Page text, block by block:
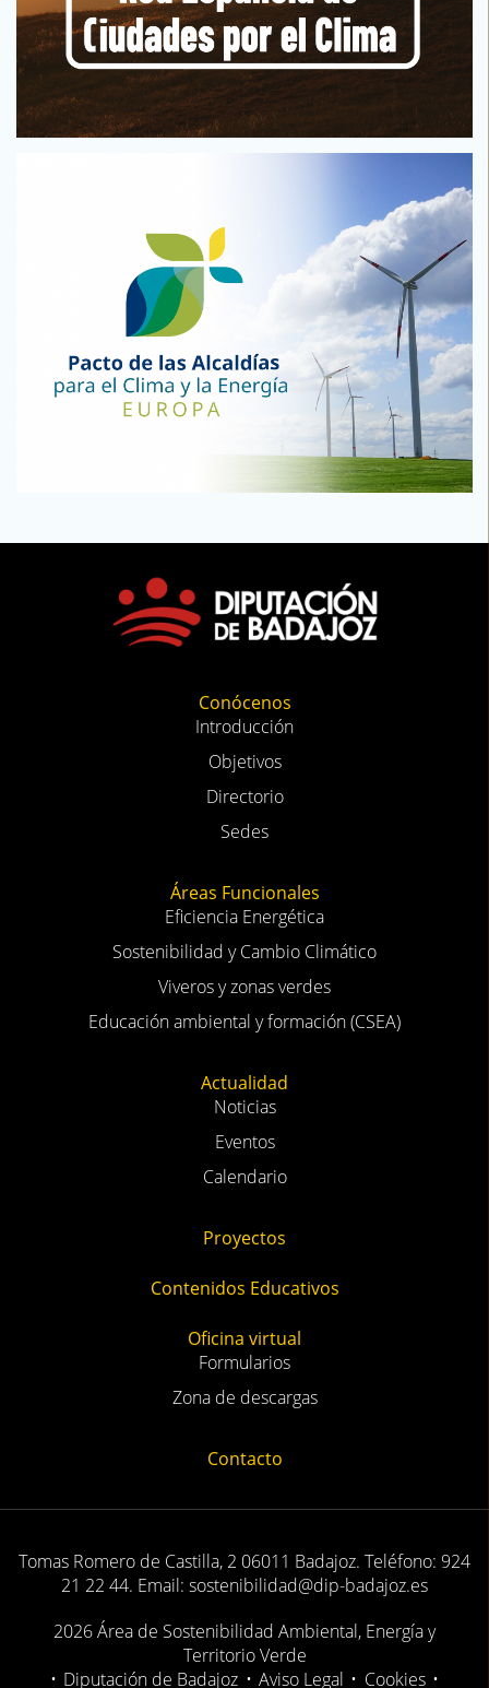
Conócenos
Introducción
Objetivos
Directorio
Sedes
Áreas Funcionales
Eficiencia Energética
Sostenibilidad y Cambio Climático
Viveros y zonas verdes
Educación ambiental y formación (CSEA)
Actualidad
Noticias
Eventos
Calendario
Proyectos
Contenidos Educativos
Oficina virtual
Formularios
Zona de descargas
Contacto
Tomas Romero de Castilla, 2 06011 Badajoz. Teléfono: 924
21 22 44. Email: sostenibilidad@dip-badajoz.es
2026 Área de Sostenibilidad Ambiental, Energía y
Territorio Verde
• Diputación de Badajoz • Aviso Legal • Cookies •